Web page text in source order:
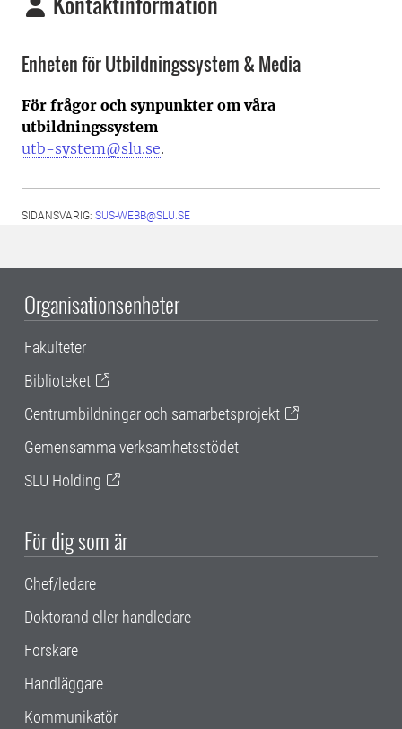
Enheten för Utbildningssystem & Media
För frågor och synpunkter om våra
utbildningssystem
utb-system@slu.se.
SIDANSVARIG: SUS-WEBB@SLU.SE
Organisationsenheter
Fakulteter
Biblioteket
Centrumbildningar och samarbetsprojekt
Gemensamma verksamhetsstödet
SLU Holding
För dig som är
Chef/ledare
Doktorand eller handledare
Forskare
Handläggare
Kommunikatör